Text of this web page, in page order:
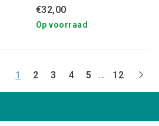
€32,00
Op voorraad
1 2 3 4 5 ... 12